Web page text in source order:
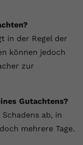
in der Regel der
können jedoch
zur
Gutachtens?
ab, in
mehrere Tage.